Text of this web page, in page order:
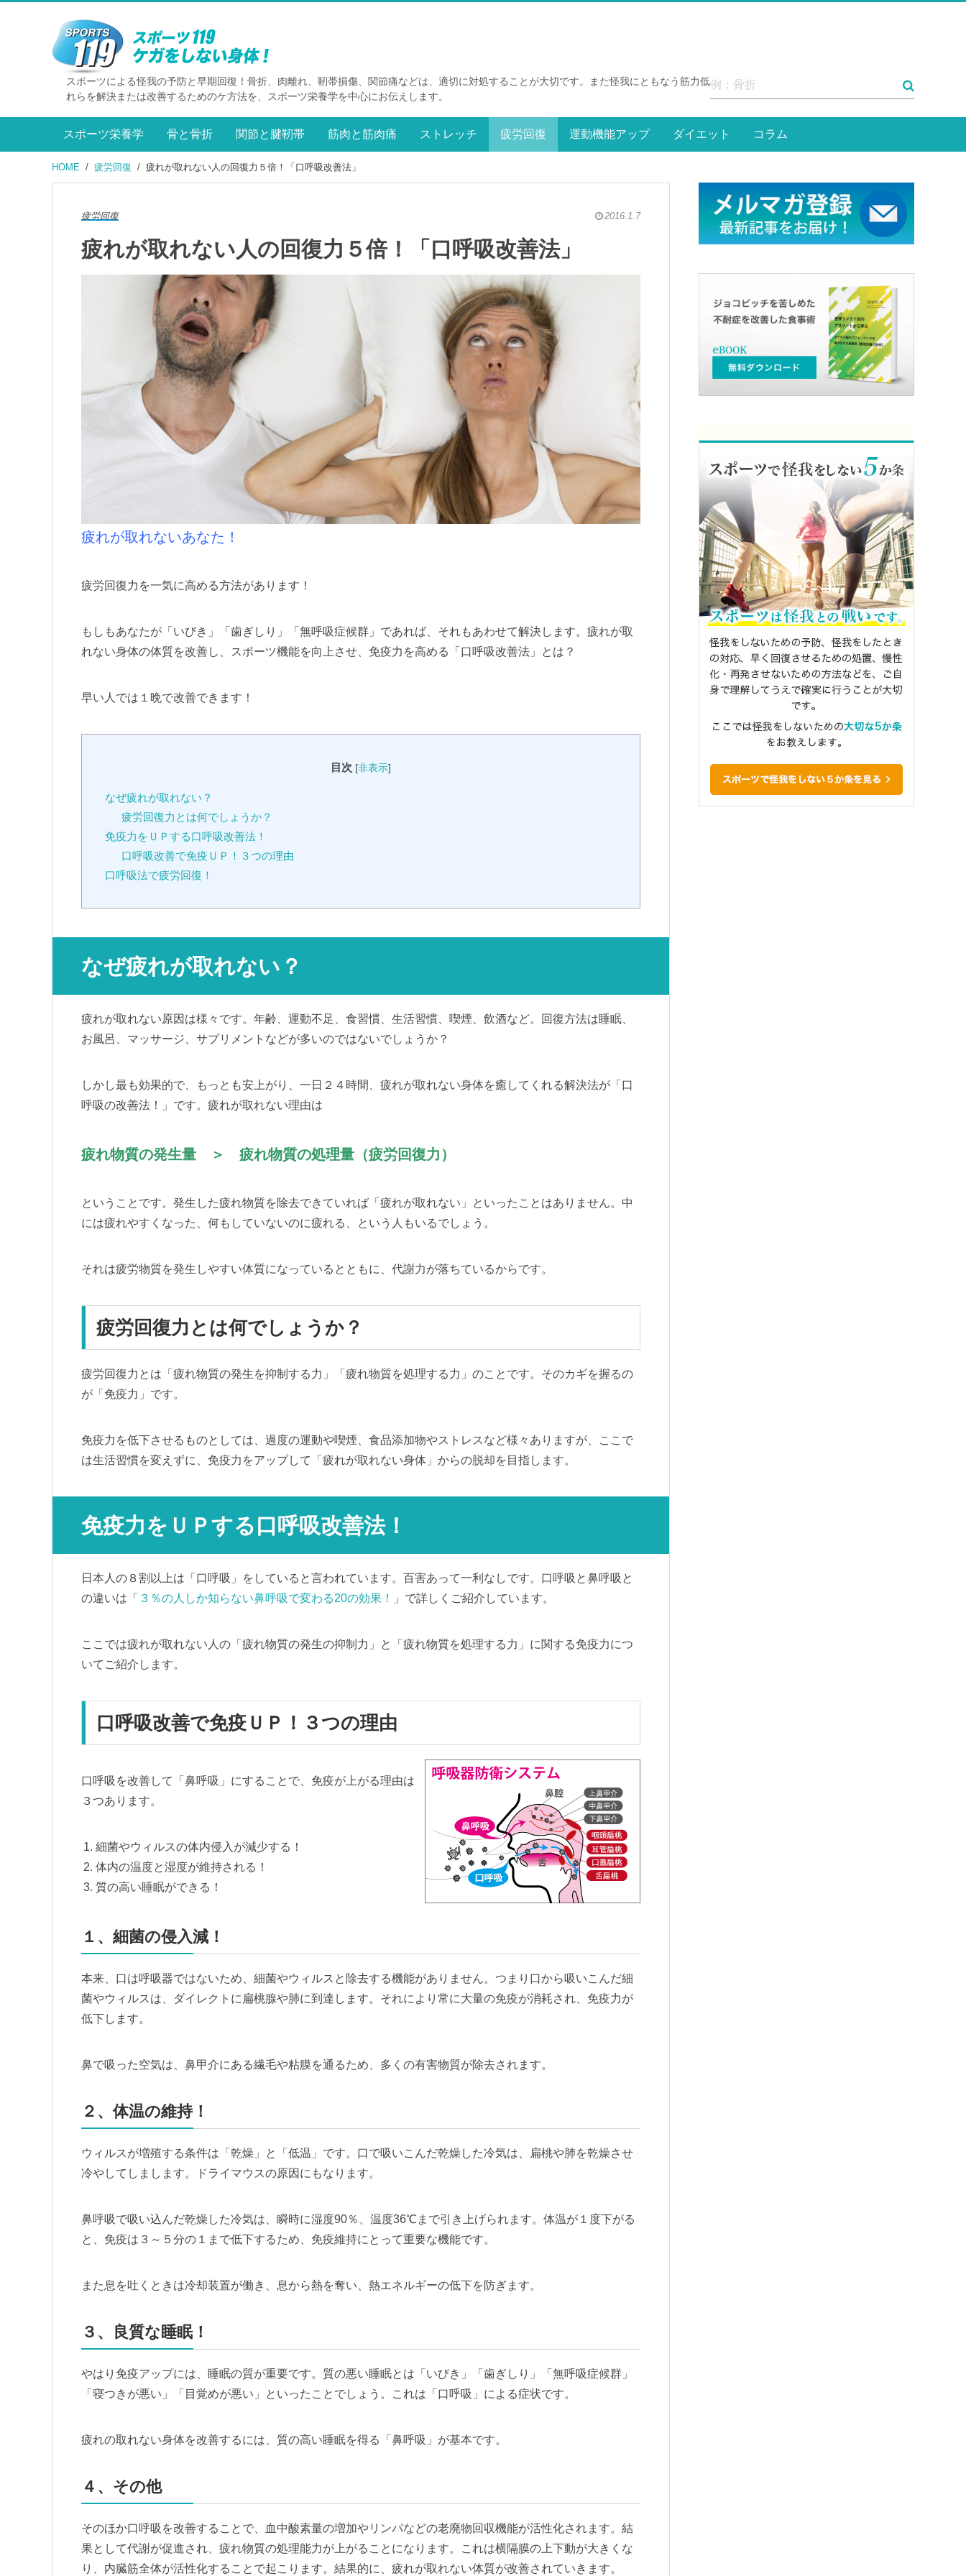
スポーツによる怪我の予防と早期回復！骨折、肉離れ、靭帯損傷、関節痛などは、適切に対処することが大切です。また怪我にともなう筋力低下や身体の硬化が機能回復を阻害します。そ
れらを解決または改善するためのケ方法を、スポーツ栄養学を中心にお伝えします。
スポーツ栄養学 骨と骨折 関節と腱靭帯 筋肉と筋肉痛 ストレッチ 疲労回復 運動機能アップ ダイエット コラム
HOME 疲労回復 疲れが取れない人の回復力５倍！「口呼吸改善法」
疲労回復 2016.1.7
疲れが取れない人の回復力５倍！「口呼吸改善法」
疲れが取れないあなた！
疲労回復力を一気に高める方法があります！
もしもあなたが「いびき」「歯ぎしり」「無呼吸症候群」であれば、それもあわせて解決します。疲れが取
れない身体の体質を改善し、スポーツ機能を向上させ、免疫力を高める「口呼吸改善法」とは？
早い人では１晩で改善できます！
目次 [非表示]
なぜ疲れが取れない？
疲労回復力とは何でしょうか？
免疫力をＵＰする口呼吸改善法！
口呼吸改善で免疫ＵＰ！３つの理由
口呼吸法で疲労回復！
なぜ疲れが取れない？
疲れが取れない原因は様々です。年齢、運動不足、食習慣、生活習慣、喫煙、飲酒など。回復方法は睡眠、
お風呂、マッサージ、サプリメントなどが多いのではないでしょうか？
しかし最も効果的で、もっとも安上がり、一日２４時間、疲れが取れない身体を癒してくれる解決法が「口
呼吸の改善法！」です。疲れが取れない理由は
疲れ物質の発生量 ＞ 疲れ物質の処理量（疲労回復力）
ということです。発生した疲れ物質を除去できていれば「疲れが取れない」といったことはありません。中
には疲れやすくなった、何もしていないのに疲れる、という人もいるでしょう。
それは疲労物質を発生しやすい体質になっているとともに、代謝力が落ちているからです。
疲労回復力とは何でしょうか？
疲労回復力とは「疲れ物質の発生を抑制する力」「疲れ物質を処理する力」のことです。そのカギを握るの
が「免疫力」です。
免疫力を低下させるものとしては、過度の運動や喫煙、食品添加物やストレスなど様々ありますが、ここで
は生活習慣を変えずに、免疫力をアップして「疲れが取れない身体」からの脱却を目指します。
免疫力をＵＰする口呼吸改善法！
日本人の８割以上は「口呼吸」をしていると言われています。百害あって一利なしです。口呼吸と鼻呼吸と
の違いは「 ３％の人しか知らない鼻呼吸で変わる20の効果！ 」で詳しくご紹介しています。
ここでは疲れが取れない人の「疲れ物質の発生の抑制力」と「疲れ物質を処理する力」に関する免疫力につ
いてご紹介します。
口呼吸改善で免疫ＵＰ！３つの理由
口呼吸を改善して「鼻呼吸」にすることで、免疫が上がる理由は
３つあります。
細菌やウィルスの体内侵入が減少する！
体内の温度と湿度が維持される！
質の高い睡眠ができる！
１、細菌の侵入減！
本来、口は呼吸器ではないため、細菌やウィルスと除去する機能がありません。つまり口から吸いこんだ細
菌やウィルスは、ダイレクトに扁桃腺や肺に到達します。それにより常に大量の免疫が消耗され、免疫力が
低下します。
鼻で吸った空気は、鼻甲介にある繊毛や粘膜を通るため、多くの有害物質が除去されます。
２、体温の維持！
ウィルスが増殖する条件は「乾燥」と「低温」です。口で吸いこんだ乾燥した冷気は、扁桃や肺を乾燥させ
冷やしてしまします。ドライマウスの原因にもなります。
鼻呼吸で吸い込んだ乾燥した冷気は、瞬時に湿度90％、温度36℃まで引き上げられます。体温が１度下がる
と、免疫は３～５分の１まで低下するため、免疫維持にとって重要な機能です。
また息を吐くときは冷却装置が働き、息から熱を奪い、熱エネルギーの低下を防ぎます。
３、良質な睡眠！
やはり免疫アップには、睡眠の質が重要です。質の悪い睡眠とは「いびき」「歯ぎしり」「無呼吸症候群」
「寝つきが悪い」「目覚めが悪い」といったことでしょう。これは「口呼吸」による症状です。
疲れの取れない身体を改善するには、質の高い睡眠を得る「鼻呼吸」が基本です。
４、その他
そのほか口呼吸を改善することで、血中酸素量の増加やリンパなどの老廃物回収機能が活性化されます。結
果として代謝が促進され、疲れ物質の処理能力が上がることになります。これは横隔膜の上下動が大きくな
り、内臓筋全体が活性化することで起こります。結果的に、疲れが取れない体質が改善されていきます。